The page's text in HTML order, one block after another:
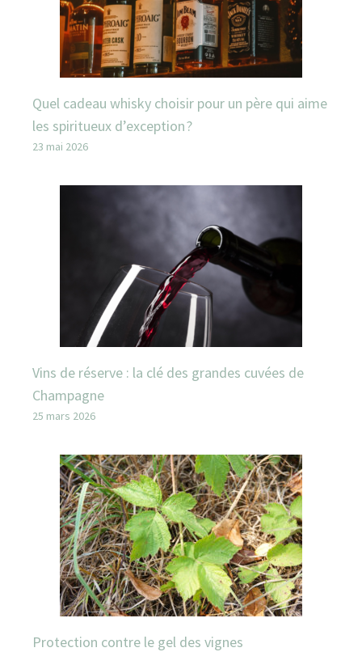
Quel cadeau whisky choisir pour un père qui aime
les spiritueux d’exception ?
23 mai 2026
Vins de réserve : la clé des grandes cuvées de
Champagne
25 mars 2026
Protection contre le gel des vignes